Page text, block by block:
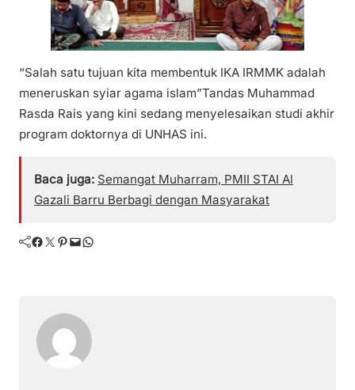
“Salah satu tujuan kita membentuk IKA IRMMK adalah
meneruskan syiar agama islam”Tandas Muhammad
Rasda Rais yang kini sedang menyelesaikan studi akhir
program doktornya di UNHAS ini.
Baca juga: Semangat Muharram, PMII STAI Al
Gazali Barru Berbagi dengan Masyarakat
Facebook Twitter Pinterest Mail WhatsApp